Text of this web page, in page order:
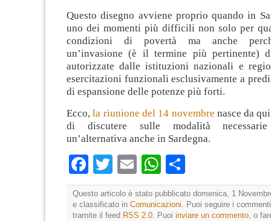
Questo disegno avviene proprio quando in
uno dei momenti più difficili non solo per
condizioni di povertà ma anche
un’invasione (è il termine più pertinente)
autorizzate dalle istituzioni nazionali e
esercitazioni funzionali esclusivamente a
di espansione delle potenze più forti.
Ecco,la riunione del 14 novembre nasce da
di discutere sulle modalità
un’alternativa anche in Sardegna.
Facebook
TwitterEmailWhatsApp
Questo articolo è stato pubblicato domenica, 1
e classificato in Comunicazioni. Puoi seguire i
tramite il feed RSS 2.0. Puoi inviare un commento, o